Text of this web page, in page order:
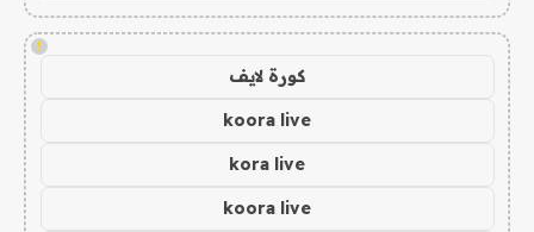
!
كورة لايف
koora live
kora live
koora live